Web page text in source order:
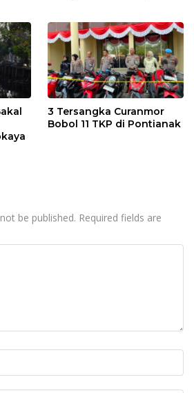
3 Tersangka Curanmor
Bobol 11 TKP di Pontianak
be published. Required fields are